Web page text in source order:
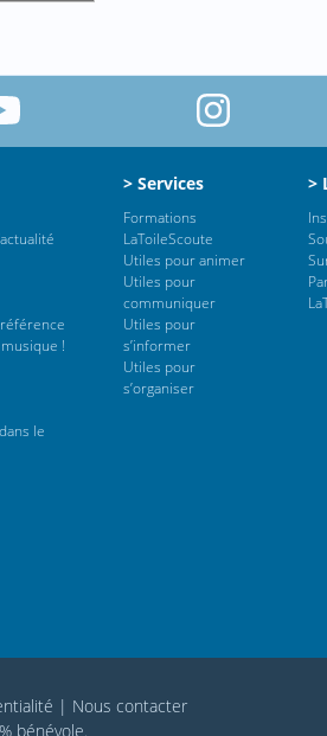
!
le
> Services
Formations
LaToileScoute
Utiles pour animer
Utiles pour
communiquer
Utiles pour
s’informer
Utiles pour
s’organiser
>
| Nous contacter
bénévole.